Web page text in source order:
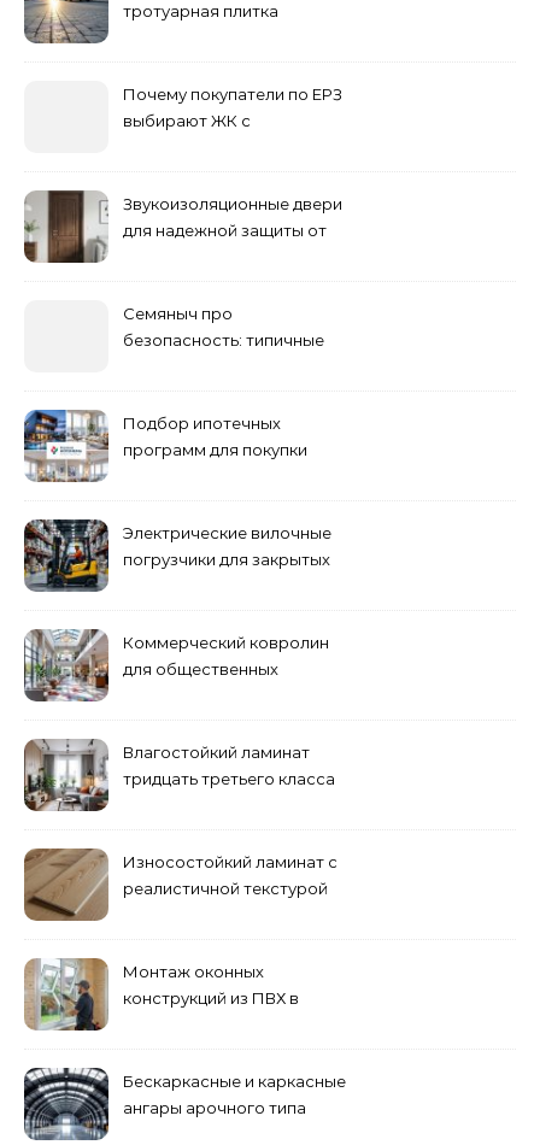
тротуарная плитка
Почему покупатели по ЕРЗ
выбирают ЖК с
Звукоизоляционные двери
для надежной защиты от
Семяныч про
безопасность: типичные
Подбор ипотечных
программ для покупки
Электрические вилочные
погрузчики для закрытых
Коммерческий ковролин
для общественных
Влагостойкий ламинат
тридцать третьего класса
Износостойкий ламинат с
реалистичной текстурой
Монтаж оконных
конструкций из ПВХ в
Бескаркасные и каркасные
ангары арочного типа